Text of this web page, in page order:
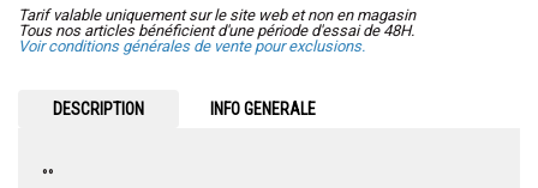
Tarif valable uniquement sur le site web et non en magasin
Tous nos articles bénéficient d'une période d'essai de 48H.
Voir conditions générales de vente pour exclusions.
DESCRIPTION INFO GENERALE
°°